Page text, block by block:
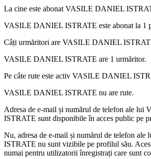
La cine este abonat VASILE DANIEL
VASILE DANIEL ISTRATE este abonat la 1
Câți urmăritori are VASILE DANIEL
VASILE DANIEL ISTRATE are 1 urmăritor.
Pe câte rute este activ VASILE DANIEL
VASILE DANIEL ISTRATE nu are rute.
Adresa de e-mail și numărul de telefon ale lui
ISTRATE sunt disponibile în acces public pe
Nu, adresa de e-mail și numărul de telefon
ISTRATE nu sunt vizibile pe profilul său.
numai pentru utilizatorii înregistrați care sunt